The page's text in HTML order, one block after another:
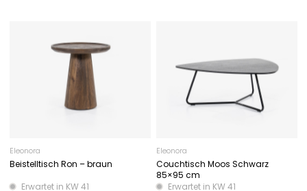
Eleonora
Beistelltisch Ron – braun
Erwartet in KW 41
Eleonora
Couchtisch Moos Schwarz
85×95 cm
Erwartet in KW 41